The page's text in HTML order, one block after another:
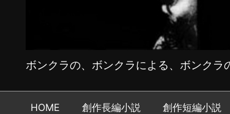
ボンクラの、ボンクラによる、ボンク
HOME 創作長編小説 創作短編小説